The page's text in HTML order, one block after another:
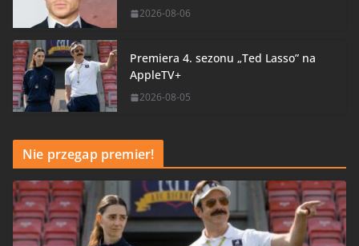
2026-08-06
Premiera 4. sezonu „Ted Lasso” na
AppleTV+
2026-08-05
Nie przegap premier!